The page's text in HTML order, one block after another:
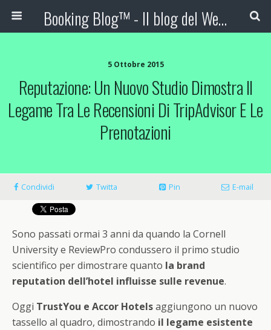
Booking Blog™ - Il blog del Web Marketing Turistico
5 Ottobre 2015
Reputazione: Un Nuovo Studio Dimostra Il
Legame Tra Le Recensioni Di TripAdvisor E Le
Prenotazioni
Condividi Twitta Pin E-mail
Sono passati ormai 3 anni da quando la Cornell
University e ReviewPro condussero il primo studio
scientifico per dimostrare quanto la brand
reputation dell’hotel influisse sulle revenue.
Oggi TrustYou e Accor Hotelsaggiungono un nuovo
tassello al quadro, dimostrando il legame esistente